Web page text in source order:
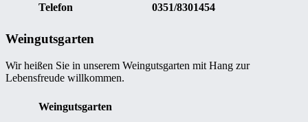
Telefon
0351/8301454
Weingutsgarten
Wir heißen Sie in unserem Weingutsgarten mit Hang zur
Lebensfreude willkommen.
Weingutsgarten